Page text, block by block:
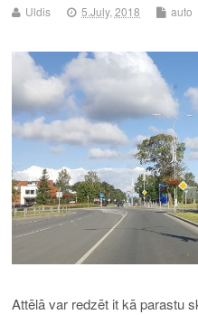
Uldis 5.July, 2018 auto
Attēlā var redzēt it kā parastu